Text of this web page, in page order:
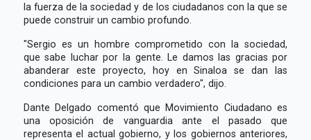
la fuerza de la sociedad y de los ciudadanos con la que se
puede construir un cambio profundo.
"Sergio es un hombre comprometido con la sociedad,
que sabe luchar por la gente. Le damos las gracias por
abanderar este proyecto, hoy en Sinaloa se dan las
condiciones para un cambio verdadero", dijo.
Dante Delgado comentó que Movimiento Ciudadano es
una oposición de vanguardia ante el pasado que
representa el actual gobierno, y los gobiernos anteriores,